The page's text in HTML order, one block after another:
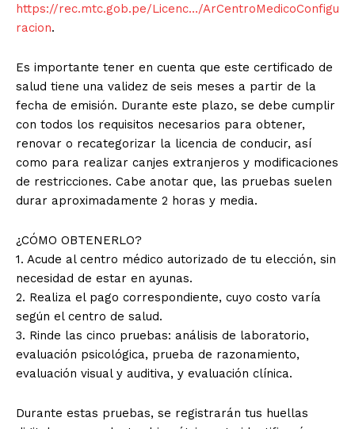
https://rec.mtc.gob.pe/Licenc…/ArCentroMedicoConfigu
racion.
Es importante tener en cuenta que este certificado de
salud tiene una validez de seis meses a partir de la
fecha de emisión. Durante este plazo, se debe cumplir
con todos los requisitos necesarios para obtener,
renovar o recategorizar la licencia de conducir, así
como para realizar canjes extranjeros y modificaciones
de restricciones. Cabe anotar que, las pruebas suelen
durar aproximadamente 2 horas y media.
¿CÓMO OBTENERLO?
1. Acude al centro médico autorizado de tu elección, sin
necesidad de estar en ayunas.
2. Realiza el pago correspondiente, cuyo costo varía
según el centro de salud.
3. Rinde las cinco pruebas: análisis de laboratorio,
evaluación psicológica, prueba de razonamiento,
evaluación visual y auditiva, y evaluación clínica.
Durante estas pruebas, se registrarán tus huellas